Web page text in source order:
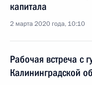
капитала
2 марта 2020 года, 10:10
Рабочая встреча с
Калининградской